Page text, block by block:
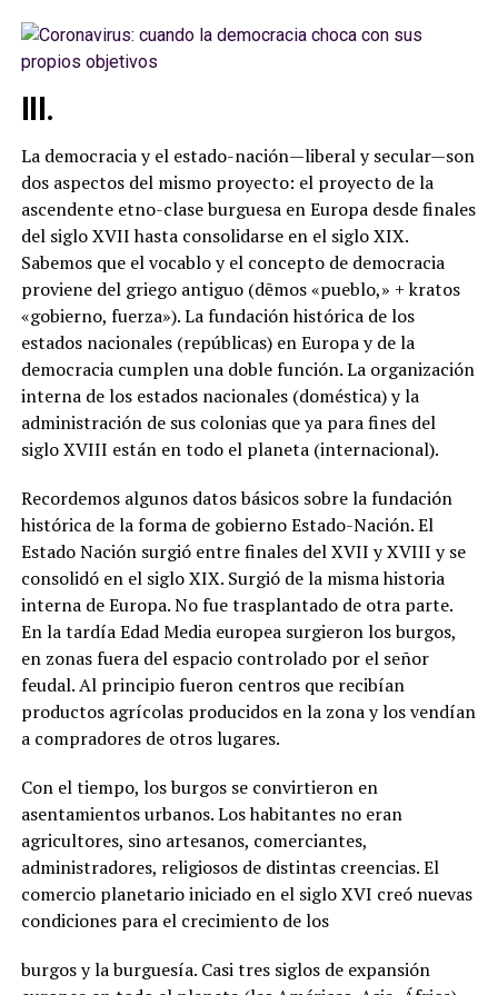
III.
La democracia y el estado-nación—liberal y secular—son
dos aspectos del mismo proyecto: el proyecto de la
ascendente etno-clase burguesa en Europa desde finales
del siglo XVII hasta consolidarse en el siglo XIX.
Sabemos que el vocablo y el concepto de democracia
proviene del griego antiguo (dēmos «pueblo,» + kratos
«gobierno, fuerza»). La fundación histórica de los
estados nacionales (repúblicas) en Europa y de la
democracia cumplen una doble función. La organización
interna de los estados nacionales (doméstica) y la
administración de sus colonias que ya para fines del
siglo XVIII están en todo el planeta (internacional).
Recordemos algunos datos básicos sobre la fundación
histórica de la forma de gobierno Estado-Nación. El
Estado Nación surgió entre finales del XVII y XVIII y se
consolidó en el siglo XIX. Surgió de la misma historia
interna de Europa. No fue trasplantado de otra parte.
En la tardía Edad Media europea surgieron los burgos,
en zonas fuera del espacio controlado por el señor
feudal. Al principio fueron centros que recibían
productos agrícolas producidos en la zona y los vendían
a compradores de otros lugares.
Con el tiempo, los burgos se convirtieron en
asentamientos urbanos. Los habitantes no eran
agricultores, sino artesanos, comerciantes,
administradores, religiosos de distintas creencias. El
comercio planetario iniciado en el siglo XVI creó nuevas
condiciones para el crecimiento de los
burgos y la burguesía. Casi tres siglos de expansión